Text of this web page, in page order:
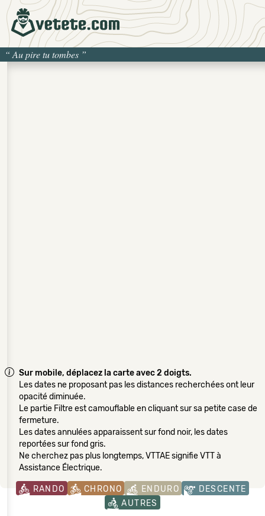
“ Au pire tu tombes ”
Sur mobile, déplacez la carte avec 2 doigts.
Les dates ne proposant pas les distances recherchées ont leur
opacité diminuée.
Le partie Filtre est camouflable en cliquant sur sa petite case de
fermeture.
Les dates annulées apparaissent sur fond noir, les dates
reportées sur fond gris.
Ne cherchez pas plus longtemps, VTTAE signifie VTT à
Assistance Électrique.
RANDO CHRONO ENDURO
DESCENTE
AUTRES